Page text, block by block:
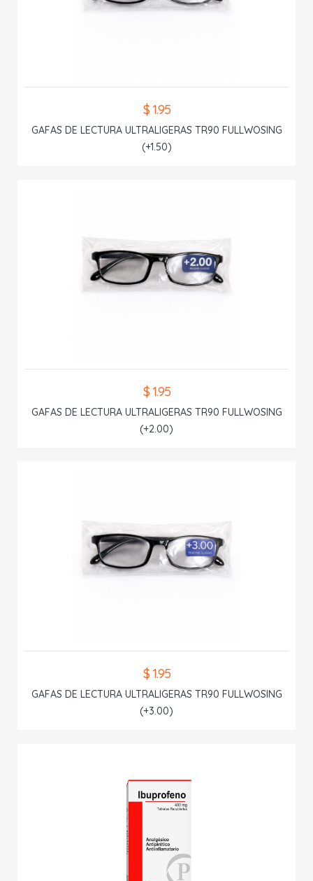
$ 1.95
GAFAS DE LECTURA ULTRALIGERAS TR90 FULLWOSING
(+1.50)
$ 1.95
GAFAS DE LECTURA ULTRALIGERAS TR90 FULLWOSING
(+2.00)
$ 1.95
GAFAS DE LECTURA ULTRALIGERAS TR90 FULLWOSING
(+3.00)